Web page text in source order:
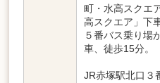
町・水高スクエ
高スクエア」下
５番バス乗り場
車、徒歩15分。
JR赤塚駅北口３